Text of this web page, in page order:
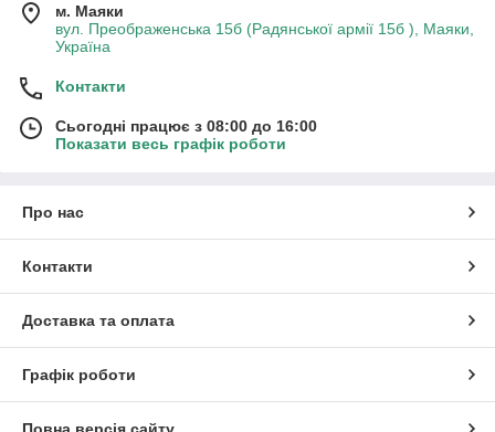
м. Маяки
вул. Преображенська 15б (Радянської армії 15б ), Маяки,
Україна
Контакти
Сьогодні працює з 08:00 до 16:00
Показати весь графік роботи
Про нас
Контакти
Доставка та оплата
Графік роботи